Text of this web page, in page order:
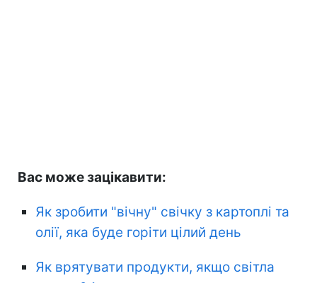
Вас може зацікавити:
Як зробити "вічну" свічку з картоплі та
олії, яка буде горіти цілий день
Як врятувати продукти, якщо світла